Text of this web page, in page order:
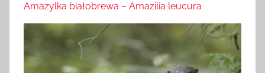
Amazylka białobrewa – Amazilia leucura